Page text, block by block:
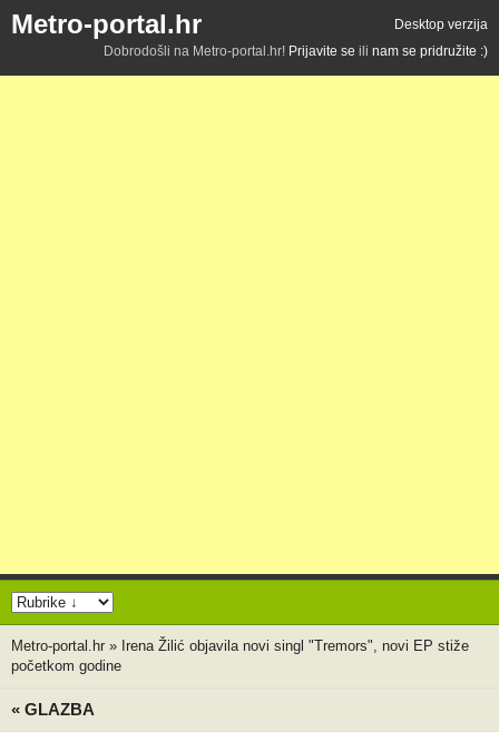
Metro-portal.hr
Desktop verzija
Dobrodošli na Metro-portal.hr! Prijavite se ili nam se pridružite :)
Metro-portal.hr » Irena Žilić objavila novi singl "Tremors", novi EP stiže
početkom godine
« GLAZBA